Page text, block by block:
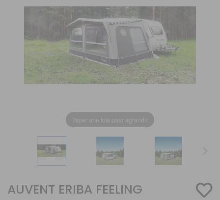
Taper une fois pour agrandir
AUVENT ERIBA FEELING